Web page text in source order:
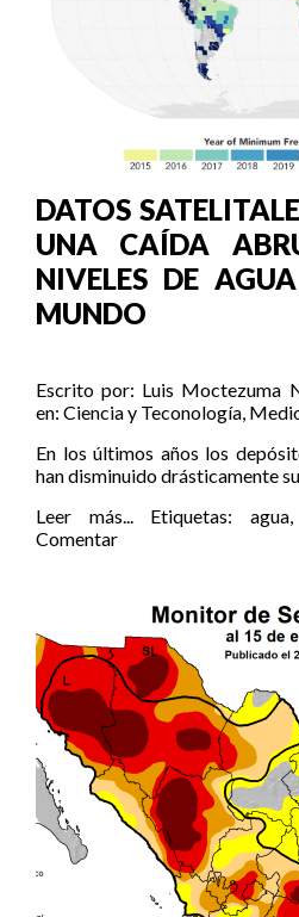
DATOS
UNA CAÍDA
NIVELES DE
MUNDO
Escrito por: Luis Moctezuma
en: Ciencia y Teconología,
En los últimos años los
han disminuido drásticamente
Leer más...
Etiquetas: agua,
Comentar